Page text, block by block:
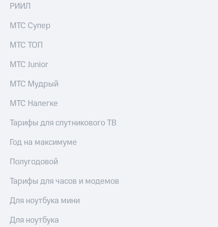
РИИЛ
МТС Супер
МТС ТОП
МТС Junior
МТС Мудрый
МТС Налегке
Тарифы для спутникового ТВ
Год на максимуме
Полугодовой
Тарифы для часов и модемов
Для ноутбука мини
Для ноутбука